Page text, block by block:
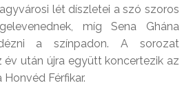
lét díszletei a szó szoros
míg Sena Ghána
a színpadon. A sorozat
év után újra együtt koncertezik az
Férfikar.